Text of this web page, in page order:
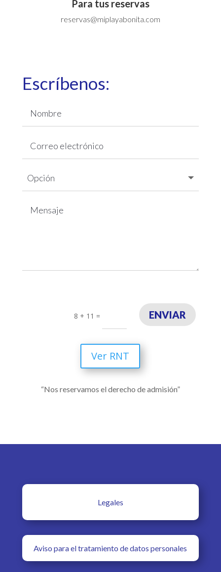
Para tus reservas
reservas@miplayabonita.com
Escríbenos:
8 + 11 = ENVIAR
Ver RNT
“Nos reservamos el derecho de admisión”
Legales
Aviso para el tratamiento de datos personales